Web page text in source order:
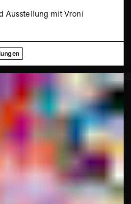
Ausstellung mit Vroni